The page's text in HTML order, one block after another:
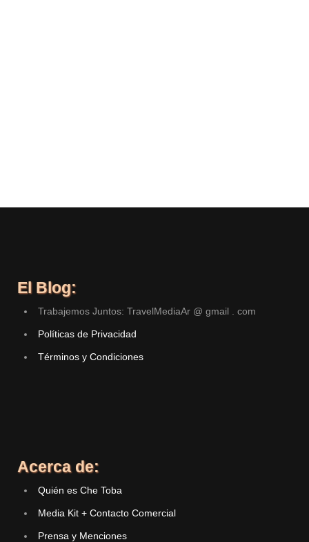
El Blog:
Trabajemos Juntos: TravelMediaAr @ gmail . com
Políticas de Privacidad
Términos y Condiciones
Acerca de:
Quién es Che Toba
Media Kit + Contacto Comercial
Prensa y Menciones